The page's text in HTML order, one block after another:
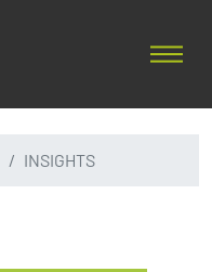
INSIGHTS